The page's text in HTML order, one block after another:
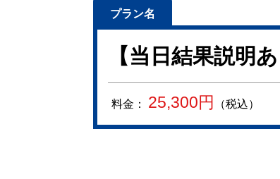
【当日結果説明
料金： 25,300円 （税込）